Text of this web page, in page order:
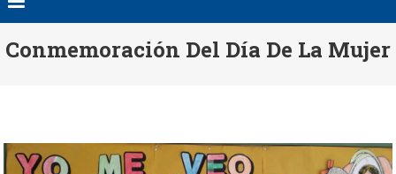
Conmemoración Del Día De La Mujer